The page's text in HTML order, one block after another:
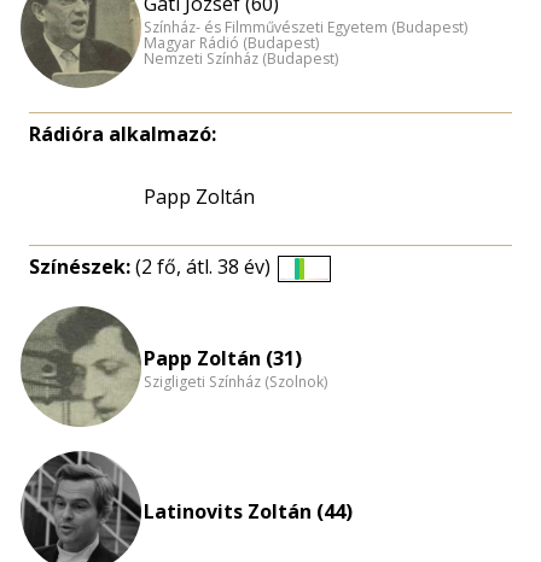
Színház- és Filmművészeti Egyetem (Budapest)
Magyar Rádió (Budapest)
Nemzeti Színház (Budapest)
Rádióra alkalmazó:
Papp Zoltán
Színészek:(2 fő, átl. 38 év)
Papp Zoltán (31)
Szigligeti Színház (Szolnok)
Latinovits Zoltán (44)